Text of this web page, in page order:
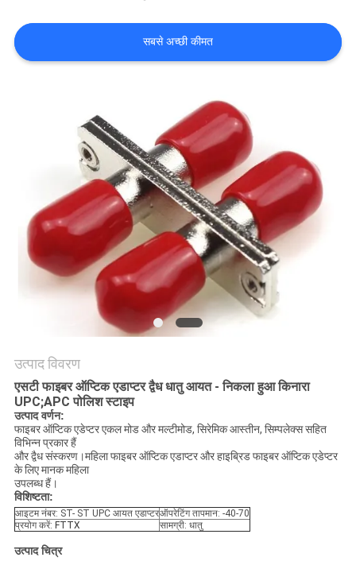
मामलों
सबसे अच्छी कीमत
उत्पाद विवरण
एसटी फाइबर ऑप्टिक एडाप्टर द्वैध धातु आयत - निकला हुआ किनारा
UPC;APC पोलिश स्टाइप
उत्पाद वर्णन:
फाइबर ऑप्टिक एडेप्टर एकल मोड और मल्टीमोड, सिरेमिक आस्तीन, सिम्पलेक्स सहित
विभिन्न प्रकार हैं
और द्वैध संस्करण।महिला फाइबर ऑप्टिक एडाप्टर और हाइब्रिड फाइबर ऑप्टिक एडेप्टर
के लिए मानक महिला
उपलब्ध हैं।
विशिष्टता:
आइटम नंबर: ST- ST UPC आयत एडाप्टरऑपरेटिंग तापमान: -40-70
प्रयोग करें: FTTX सामग्री: धातु
उत्पाद चित्र